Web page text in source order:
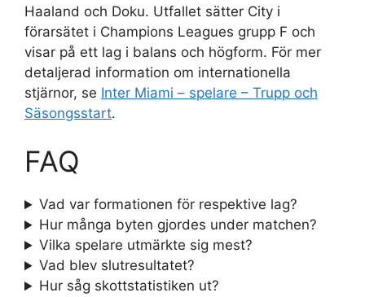
Haaland och Doku. Utfallet sätter City i
förarsätet i Champions Leagues grupp F och
visar på ett lag i balans och högform. För mer
detaljerad information om internationella
stjärnor, se Inter Miami – spelare – Trupp och
Säsongsstart.
FAQ
Vad var formationen för respektive lag?
Hur många byten gjordes under matchen?
Vilka spelare utmärkte sig mest?
Vad blev slutresultatet?
Hur såg skottstatistiken ut?